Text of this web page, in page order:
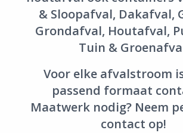
& Sloopafval, Dakafval,
Grondafval, Houtafval,
Tuin &
Voor elke afvalstroom
passend formaat
Maatwerk nodig? Neem
contact op!